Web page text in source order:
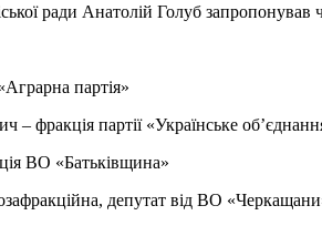
ради Анатолій Голуб запропонував
Аграрна партія»
– фракція партії «Українське
ВО «Батьківщина»
депутат від ВО